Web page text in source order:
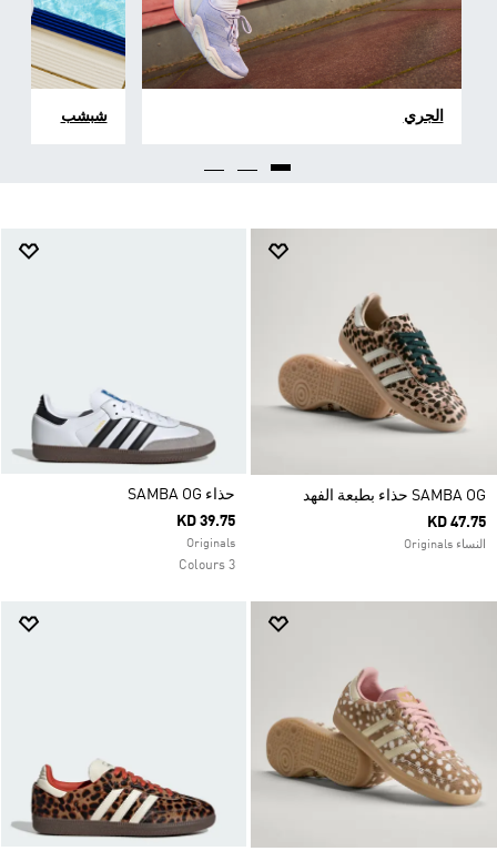
الجري شبشب
SAMBA OG حذاء بطبعة الفهد
KD 47.75
النساء Originals
حذاء SAMBA OG
KD 39.75
Originals
3 Colours